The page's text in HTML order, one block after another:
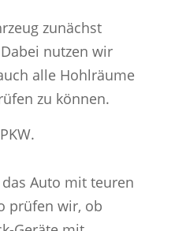
zunächst
nutzen wir
alle Hohlräume
zu können.
Auto mit teuren
prüfen wir, ob